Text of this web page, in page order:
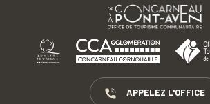
APPELEZ L'OFFICE